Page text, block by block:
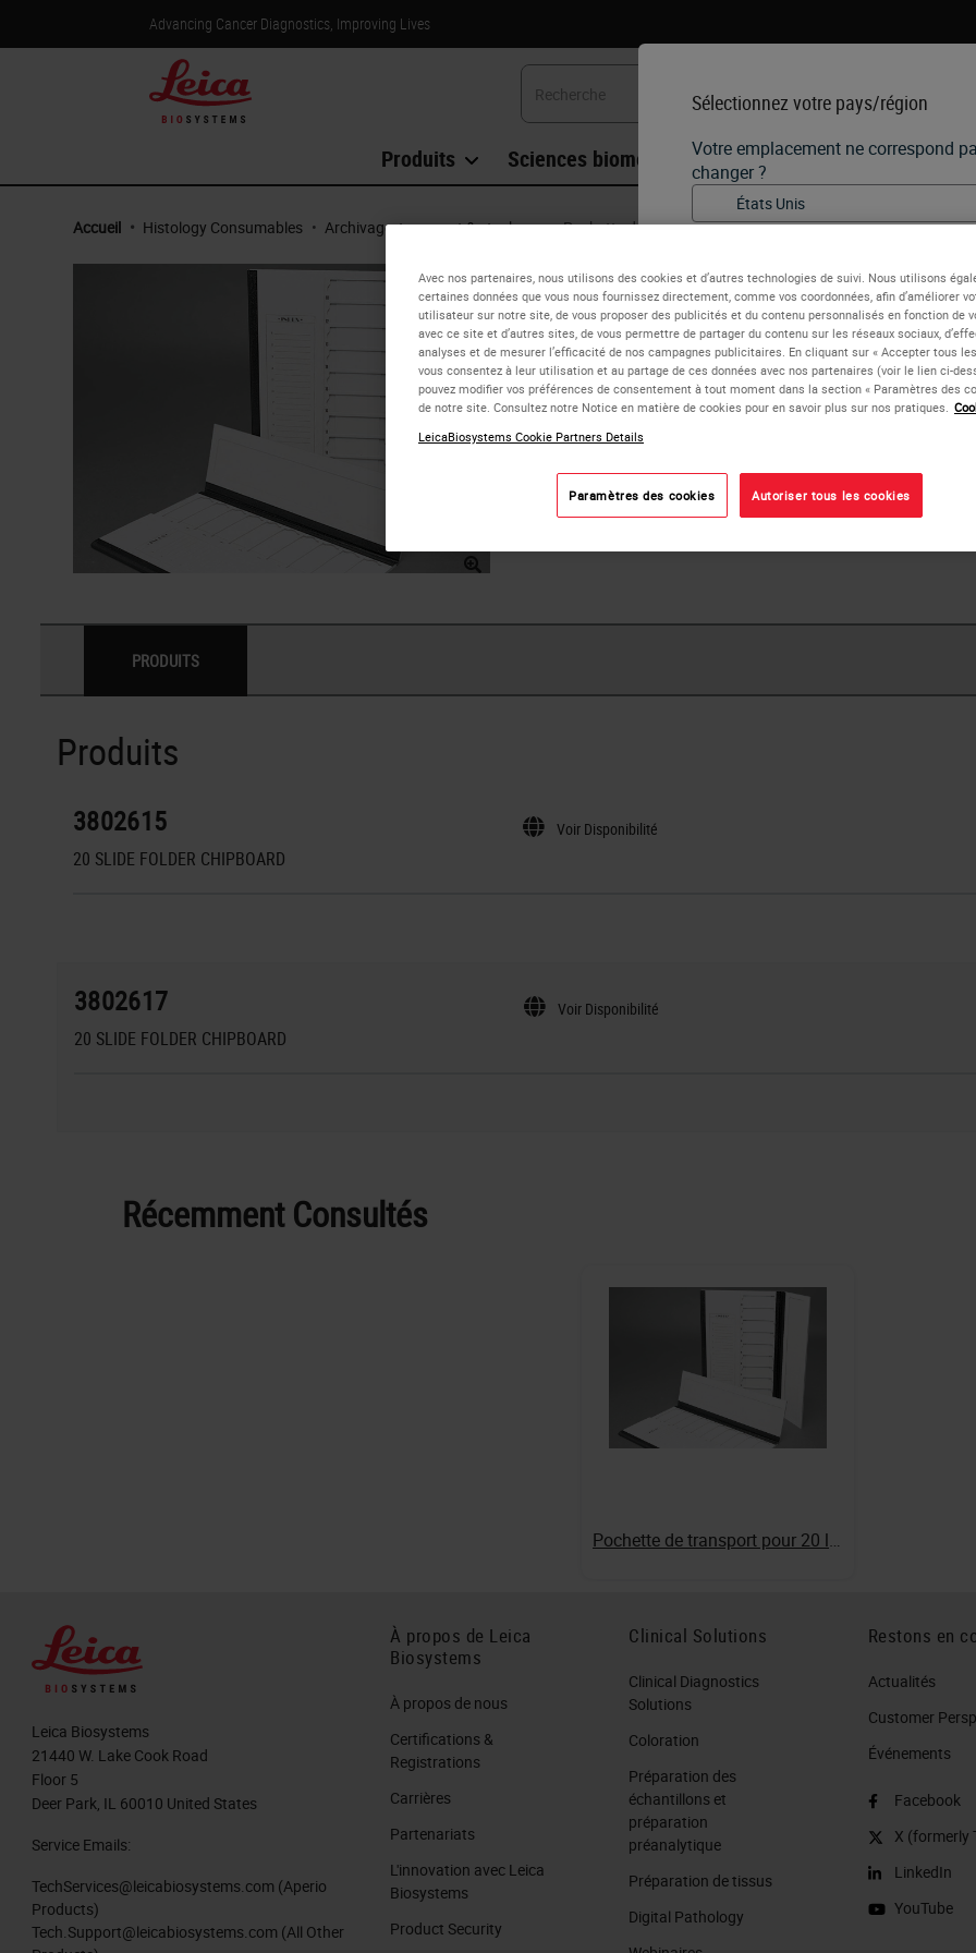
Advancing Cancer Diagnostics, Improving Lives
Sélectionnez votre pays/région
Votre emplacement ne correspond
changer ?
Chaque pays/région peut avoir
réglementaires et de pratiques
chaque version de pays de notre
uniquement à ce pays/région.
détails/disponibilité des produits,
promotions.
Oui
Produits Sciences biomédicales Formation
Accueil • Histology Consumables • Archivage, transport & stockage • Pochette de transport pour 20 lames
Pochette de transport pour 20
La pochette pour 20 lames est une pochette en
protection des lames se replient sans endommager la
Chaque lame est identifiée par un numéro et par un index
peuvent êtrefacilement retirées
sont dentelés sur leur face intérieure.
Disponible en pochette individuelle, en boîtes de 12
PRODUITS
Produits
3802615
20 SLIDE FOLDER CHIPBOARD
Voir Disponibilité
3802617
20 SLIDE FOLDER CHIPBOARD
Voir Disponibilité
Récemment Consultés
Pochette de transport pour 20 lames
Leica Biosystems
21440 W. Lake Cook Road
Floor 5
Deer Park, IL 60010 United States
Service Emails:
TechServices@leicabiosystems.com (Aperio
Products)
Tech.Support@leicabiosystems.com (All Other
À propos de Leica
Biosystems
À propos de nous
Certifications &
Registrations
Carrières
Partenariats
L'innovation avec Leica
Biosystems
Product Security
Clinical Solutions
Clinical Diagnostics
Solutions
Coloration
Préparation des
échantillons et
préparation
préanalytique
Préparation de tissus
Digital Pathology
Restons en
Actualités
Customer
Événements
Facebook
X (formerly
LinkedIn
YouTube
Avec nos partenaires, nous utilisons des cookies et d’autres technologies de suivi. Nous utilisons
certaines données que vous nous fournissez directement, comme vos coordonnées, afin d’améliorer
utilisateur sur notre site, de vous proposer des publicités et du contenu personnalisés en fonction de
avec ce site et d’autres sites, de vous permettre de partager du contenu sur les réseaux sociaux,
analyses et de mesurer l’efficacité de nos campagnes publicitaires. En cliquant sur « Accepter tous
vous consentez à leur utilisation et au partage de ces données avec nos partenaires (voir le lien ci-
pouvez modifier vos préférences de consentement à tout moment dans la section « Paramètres des
de notre site. Consultez notre Notice en matière de cookies pour en savoir plus sur nos pratiques.
LeicaBiosystems Cookie Partners Details
Paramètres des cookies Autoriser tous les cookies